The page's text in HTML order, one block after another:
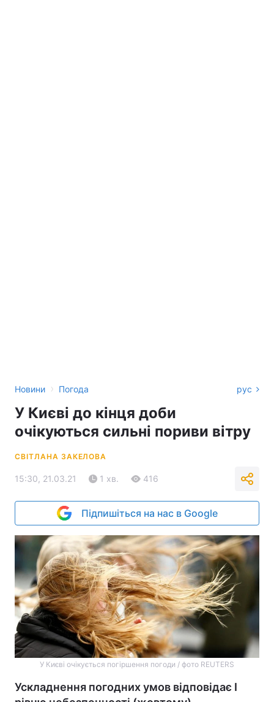
Новини › Погода рус
У Києві до кінця доби
очікуються сильні пориви вітру
СВІТЛАНА ЗАКЕЛОВА
15:30, 21.03.21 1 хв. 416
Підпишіться на нас в Google
У Києві очікується погіршення погоди / фото REUTERS
Ускладнення погодних умов відповідає I